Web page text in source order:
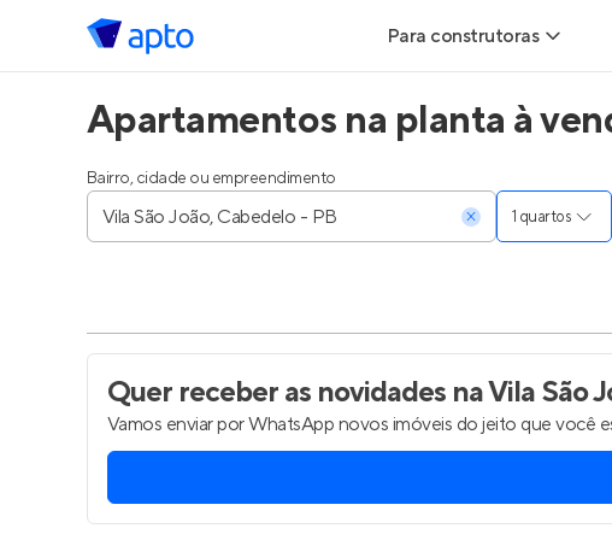
Para construtoras
Geração de Leads
Geração de Vendas
Anunciar Imóveis
Apartamentos na planta à
Bairro, cidade ou empreendimento
1 quartos
Quer receber as novidades na Vila São
Vamos enviar por WhatsApp novos imóveis do jeito que você